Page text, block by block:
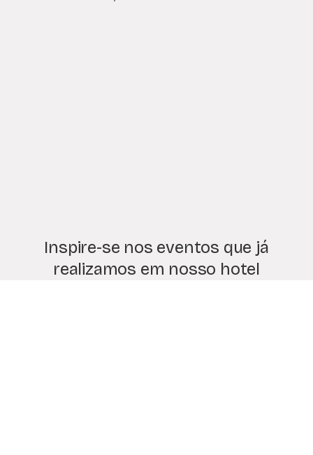
Inspire-se nos eventos que já
realizamos em nosso hotel